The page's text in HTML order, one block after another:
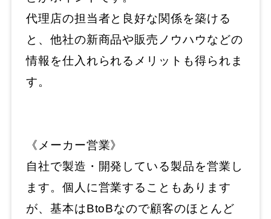
代理店の担当者と良好な関係を築ける
と、他社の新商品や販売ノウハウなどの
情報を仕入れられるメリットも得られま
す。
《メーカー営業》
自社で製造・開発している製品を営業し
ます。個人に営業することもあります
が、基本はBtoBなので顧客のほとんど